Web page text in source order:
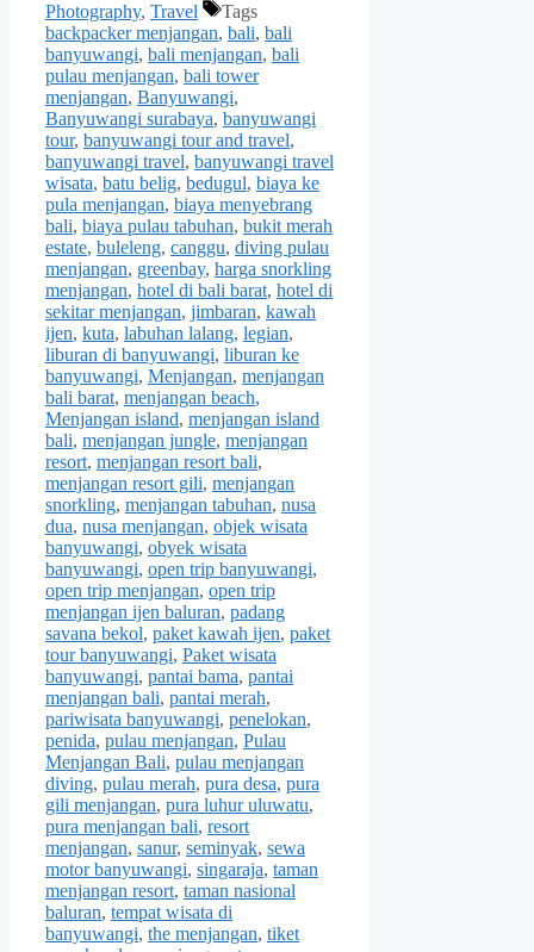
Photography, Travel
Tags
backpacker menjangan, bali, bali
banyuwangi, bali menjangan, bali
pulau menjangan, bali tower
menjangan, Banyuwangi,
Banyuwangi surabaya, banyuwangi
tour, banyuwangi tour and travel,
banyuwangi travel, banyuwangi travel
wisata, batu belig, bedugul, biaya ke
pula menjangan, biaya menyebrang
bali, biaya pulau tabuhan, bukit merah
estate, buleleng, canggu, diving pulau
menjangan, greenbay, harga snorkling
menjangan, hotel di bali barat, hotel di
sekitar menjangan, jimbaran, kawah
ijen, kuta, labuhan lalang, legian,
liburan di banyuwangi, liburan ke
banyuwangi, Menjangan, menjangan
bali barat, menjangan beach,
Menjangan island, menjangan island
bali, menjangan jungle, menjangan
resort, menjangan resort bali,
menjangan resort gili, menjangan
snorkling, menjangan tabuhan, nusa
dua, nusa menjangan, objek wisata
banyuwangi, obyek wisata
banyuwangi, open trip banyuwangi,
open trip menjangan, open trip
menjangan ijen baluran, padang
savana bekol, paket kawah ijen, paket
tour banyuwangi, Paket wisata
banyuwangi, pantai bama, pantai
menjangan bali, pantai merah,
pariwisata banyuwangi, penelokan,
penida, pulau menjangan, Pulau
Menjangan Bali, pulau menjangan
diving, pulau merah, pura desa, pura
gili menjangan, pura luhur uluwatu,
pura menjangan bali, resort
menjangan, sanur, seminyak, sewa
motor banyuwangi, singaraja, taman
menjangan resort, taman nasional
baluran, tempat wisata di
banyuwangi, the menjangan, tiket